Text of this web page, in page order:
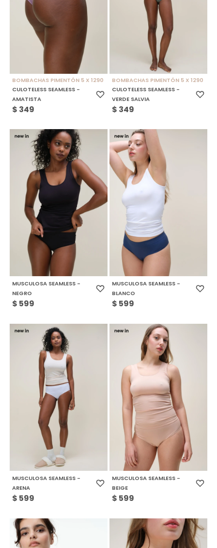
BOMBACHAS PIMENTÓN 5 X 1290
CULOTELESS SEAMLESS -
AMATISTA
$ 349
BOMBACHAS PIMENTÓN 5 X 1290
CULOTELESS SEAMLESS -
VERDE SALVIA
$ 349
MUSCULOSA SEAMLESS -
NEGRO
$ 599
MUSCULOSA SEAMLESS -
BLANCO
$ 599
MUSCULOSA SEAMLESS -
ARENA
$ 599
MUSCULOSA SEAMLESS -
BEIGE
$ 599